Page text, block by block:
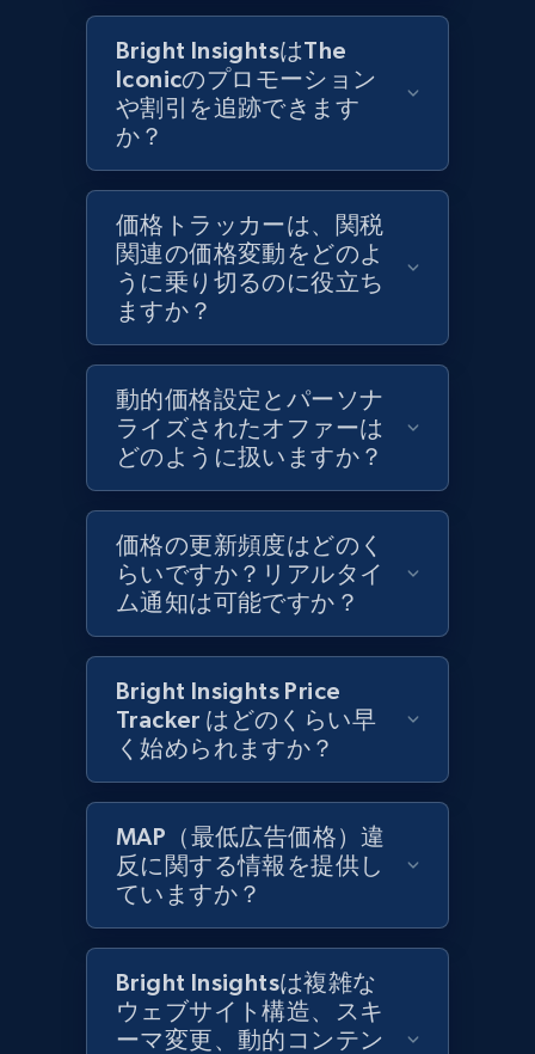
and more.
1.3K+ 176+ 今すぐ始める
Target - Discover products by category url
URL, Product id, Title, Product description,
Rating, Reviews count, Initial price, Discount,
and more.
1.3K+ 176+ 今すぐ始める
Target - Discover products by specified
URL, Product id, Title, Product description,
Rating, Reviews count, Initial price, Discount,
and more.
1.3K+ 176+ 今すぐ始める
Zara - Products
Category id, Product id, Product name, Price,
Currency, Colour code, Colour, Description, and
今すぐ始める
Bright InsightsはThe
Iconicのプロモーション
や割引を追跡できます
か？
価格トラッカーは、関税
関連の価格変動をどのよ
うに乗り切るのに役立ち
ますか？
動的価格設定とパーソナ
ライズされたオファーは
どのように扱いますか？
価格の更新頻度はどのく
らいですか？リアルタイ
ム通知は可能ですか？
Bright Insights Price
Tracker はどのくらい早
く始められますか？
MAP（最低広告価格）違
反に関する情報を提供し
ていますか？
Bright Insightsは複雑な
ウェブサイト構造、スキ
ーマ変更、動的コンテン